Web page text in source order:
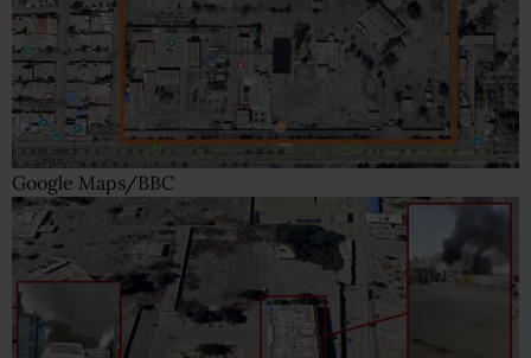
Google Maps/BBC